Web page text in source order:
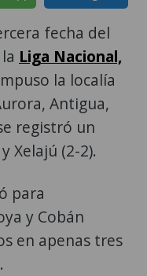
fecha del
Liga Nacional,
la localía
Antigua,
registró un
Xelajú (2-2).
para
y Cobán
en apenas tres